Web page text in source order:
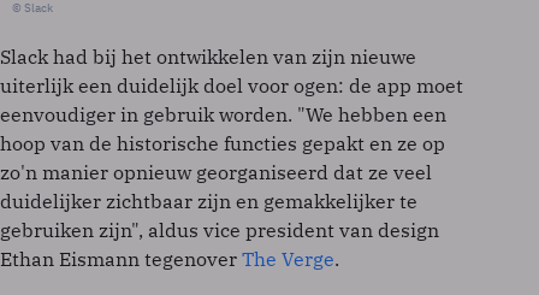
© Slack
Slack had bij het ontwikkelen van zijn nieuwe
uiterlijk een duidelijk doel voor ogen: de app moet
eenvoudiger in gebruik worden. "We hebben een
hoop van de historische functies gepakt en ze op
zo'n manier opnieuw georganiseerd dat ze veel
duidelijker zichtbaar zijn en gemakkelijker te
gebruiken zijn", aldus vice president van design
Ethan Eismann tegenover The Verge.